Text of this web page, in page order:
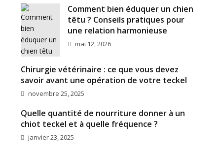
Comment bien éduquer un chien
têtu ? Conseils pratiques pour
une relation harmonieuse
mai 12, 2026
Chirurgie vétérinaire : ce que vous devez
savoir avant une opération de votre teckel
novembre 25, 2025
Quelle quantité de nourriture donner à un
chiot teckel et à quelle fréquence ?
janvier 23, 2025